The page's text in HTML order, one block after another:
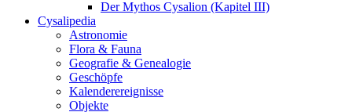
Der Mythos Cysalion (Kapitel III)
Cysalipedia
Astronomie
Flora & Fauna
Geografie & Genealogie
Geschöpfe
Kalenderereignisse
Objekte